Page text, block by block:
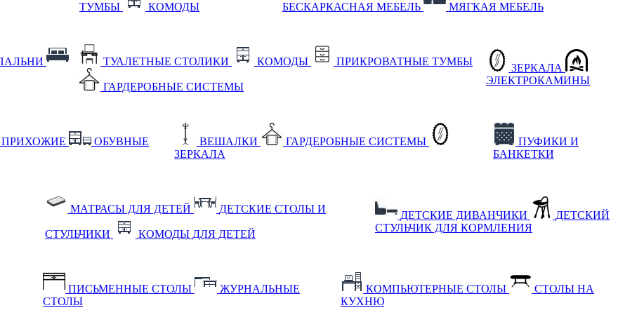
ТУМБЫ КОМОДЫ БЕСКАРКАСНАЯ МЕБЕЛЬ МЯГКАЯ МЕБЕЛЬ
ТУАЛЕТНЫЕ СТОЛИКИ КОМОДЫ ПРИКРОВАТНЫЕ ТУМБЫ
ГАРДЕРОБНЫЕ СИСТЕМЫ
ЗЕРКАЛА
ЭЛЕКТРОКАМИНЫ
ОБУВНЫЕ
ВЕШАЛКИ
ГАРДЕРОБНЫЕ СИСТЕМЫ
ЗЕРКАЛА
ПУФИКИ И
БАНКЕТКИ
МАТРАСЫ ДЛЯ ДЕТЕЙ ДЕТСКИЕ СТОЛЫ И
СТУЛЬЧИКИ КОМОДЫ ДЛЯ ДЕТЕЙ
ДЕТСКИЕ ДИВАНЧИКИ
ДЕТСКИЙ
СТУЛЬЧИК ДЛЯ КОРМЛЕНИЯ
ПИСЬМЕННЫЕ СТОЛЫ
ЖУРНАЛЬНЫЕ
СТОЛЫ
КОМПЬЮТЕРНЫЕ СТОЛЫ
СТОЛЫ НА
КУХНЮ